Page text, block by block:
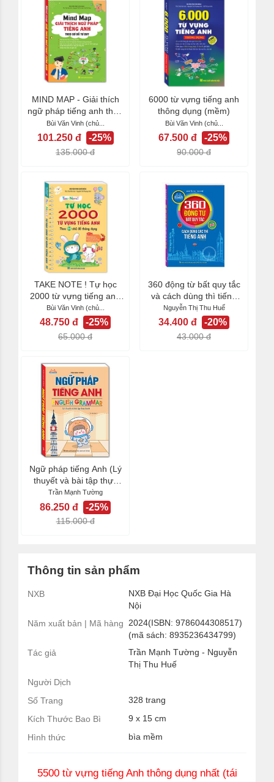
MIND MAP - Giải thích
ngữ pháp tiếng anh theo
sơ đồ tư duy
Bùi Văn Vinh (chủ...
101.250 đ -25%
135.000 đ
6000 từ vựng tiếng anh
thông dụng (mềm)
Bùi Văn Vinh (chủ...
67.500 đ -25%
90.000 đ
TAKE NOTE ! Tự học
2000 từ vựng tiếng anh
(theo 44 chủ đề...
Bùi Văn Vinh (chủ...
48.750 đ -25%
65.000 đ
360 động từ bất quy tắc
và cách dùng thì tiếng
Anh (tái bản...
Nguyễn Thị Thu Huế
34.400 đ -20%
43.000 đ
Ngữ pháp tiếng Anh (Lý
thuyết và bài tập thực
hành)
Trần Mạnh Tường
86.250 đ -25%
115.000 đ
Thông tin sản phẩm
NXB
NXB Đại Học Quốc Gia Hà
Nội
Năm xuất bản | Mã hàng 2024(ISBN: 9786044308517)
(mã sách: 8935236434799)
Tác giả
Trần Mạnh Tường - Nguyễn
Thị Thu Huế
Người Dịch
Số Trang
328 trang
Kích Thước Bao Bì
9 x 15 cm
Hình thức
bìa mềm
5500 từ vựng tiếng Anh thông dụng nhất (tái